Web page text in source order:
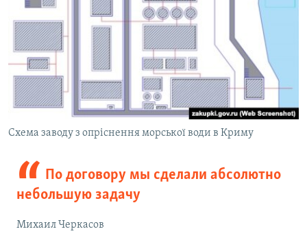
Схема заводу з опріснення морської води в Криму
По договору мы сделали абсолютно
небольшую задачу
Михаил Черкасов